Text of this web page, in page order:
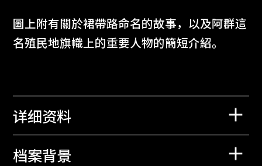
圖上附有關於裙帶路命名的故事，以及阿群這
名殖民地旗幟上的重要人物的簡短介紹。
详细资料
档案背景